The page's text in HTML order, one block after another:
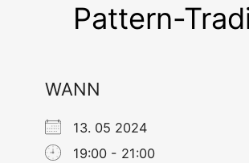
Pattern-
WANN
13. 05 2024
19:00 - 21:00